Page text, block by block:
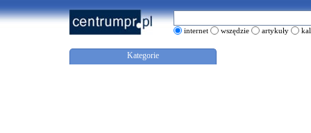
internet wszędzie artykuły
Kategorie